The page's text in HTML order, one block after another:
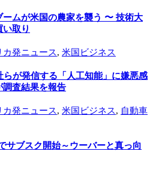
ムが米国の農家を襲う 〜 技術大
取り
カ発ニュース, 米国ビジネス
が発信する「人工知能」に嫌悪感
査結果を報告
カ発ニュース, 米国ビジネス, 自動車
サブスク開始～ウーバーと真っ向